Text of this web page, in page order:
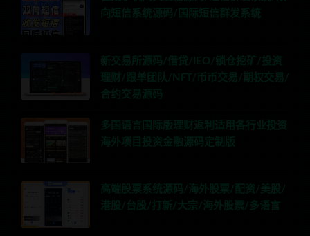
向短信系统源码/国际短信群发系统
新交易所源码/借贷/IEO/锁仓挖矿/投资
理财/跟单团队/NFT/币币交易/期权交易/
合约交易源码
多国语言国际版理财返利适用各行业投资
海外项目投资金融源码定制版
高端股票系统源码/海外股票/配资/美股/
港股/台股/打新/大宗/海外股票/多语言